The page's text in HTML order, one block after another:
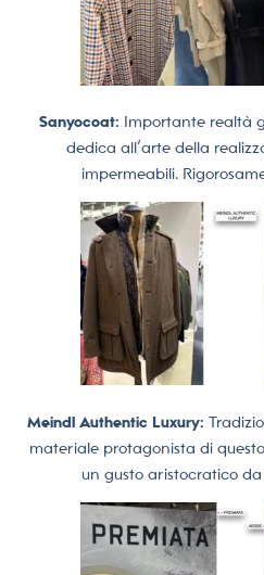
Sanyocoat: Importante realtà
dedica all’arte della
impermeabili.
Meindl Authentic Luxury:
materiale protagonista di
un gusto aristocratico